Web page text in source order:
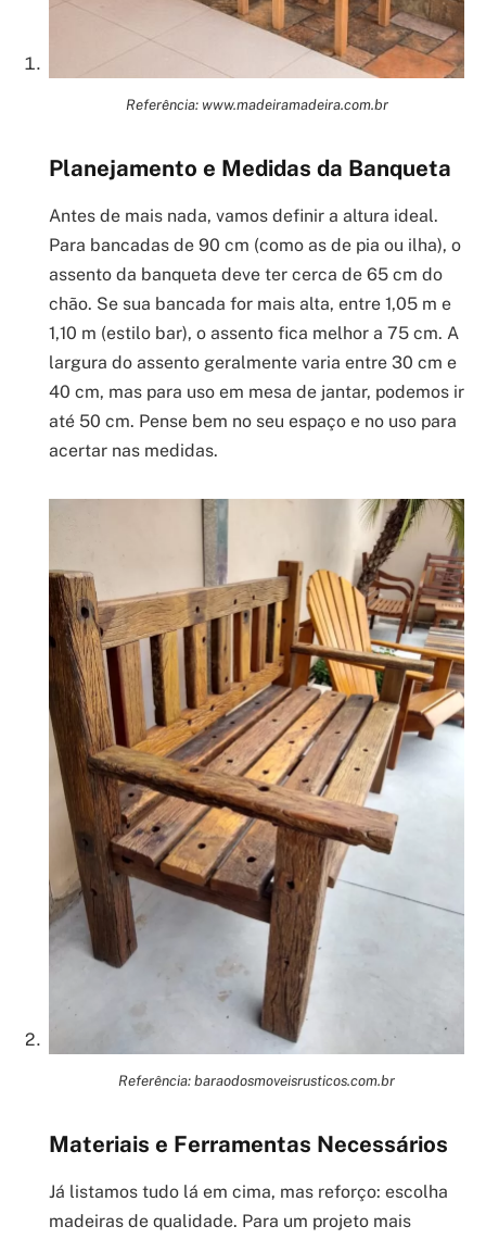
Referência: www.madeiramadeira.com.br
Planejamento e Medidas da Banqueta
Antes de mais nada, vamos definir a altura ideal.
Para bancadas de 90 cm (como as de pia ou ilha), o
assento da banqueta deve ter cerca de 65 cm do
chão. Se sua bancada for mais alta, entre 1,05 m e
1,10 m (estilo bar), o assento fica melhor a 75 cm. A
largura do assento geralmente varia entre 30 cm e
40 cm, mas para uso em mesa de jantar, podemos ir
até 50 cm. Pense bem no seu espaço e no uso para
acertar nas medidas.
Referência: baraodosmoveisrusticos.com.br
Materiais e Ferramentas Necessários
Já listamos tudo lá em cima, mas reforço: escolha
madeiras de qualidade. Para um projeto mais